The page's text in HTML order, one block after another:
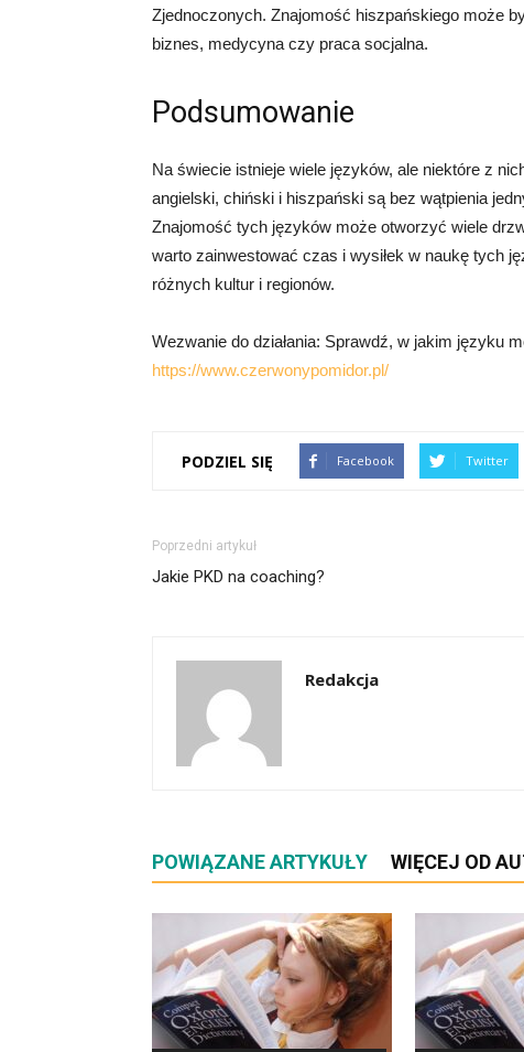
Zjednoczonych. Znajomość hiszpańskiego może
biznes, medycyna czy praca socjalna.
Podsumowanie
Na świecie istnieje wiele języków, ale niektóre z
angielski, chiński i hiszpański są bez wątpienia
Znajomość tych języków może otworzyć wiele
warto zainwestować czas i wysiłek w naukę tych
różnych kultur i regionów.
Wezwanie do działania: Sprawdź, w jakim języku
https://www.czerwonypomidor.pl/
PODZIEL SIĘ Facebook Twitter
Poprzedni artykuł
Jakie PKD na coaching?
Redakcja
POWIĄZANE ARTYKUŁY WIĘCEJ OD